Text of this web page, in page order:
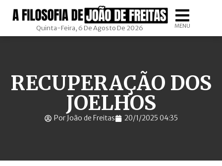
Quinta-Feira, 6 De Agosto De 2026 MENU
RECUPERAÇÃO DOS
JOELHOS
Por João de Freitas 20/1/2025 04:35